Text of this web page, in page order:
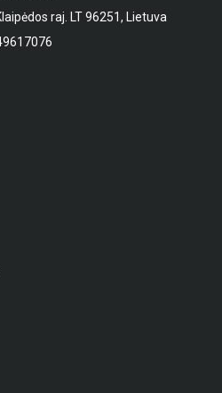
raj. LT 96251, Lietuva